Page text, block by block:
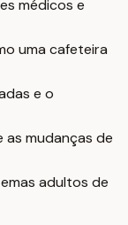
médicos e
uma cafeteira
e o
as mudanças de
adultos de